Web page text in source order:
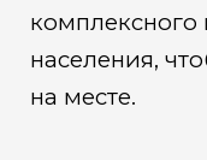
комплексного
населения,
на месте.